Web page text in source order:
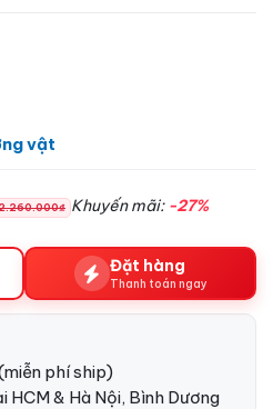
vật
Khuyến mãi: -27%
Đặt hàng
Thanh toán ngay
phí ship)
& Hà Nội, Bình Dương